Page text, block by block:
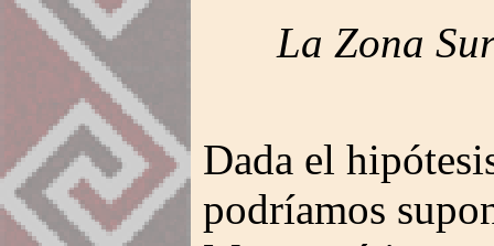
La Zona
Dada el
podríamos